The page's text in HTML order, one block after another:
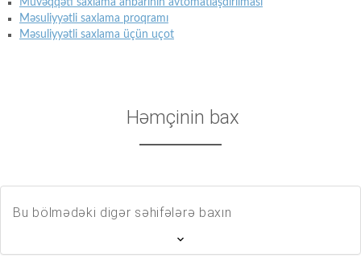
Müvəqqəti saxlama anbarının avtomatlaşdırılması
Məsuliyyətli saxlama proqramı
Məsuliyyətli saxlama üçün uçot
Həmçinin bax
Bu bölmədəki digər səhifələrə baxın